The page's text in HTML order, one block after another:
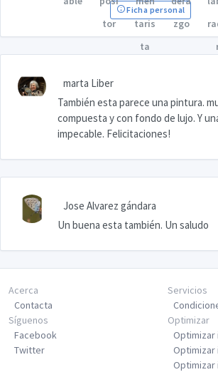
Ficha personal
marta Liber
También esta parece una pintura.
compuesta y con fondo de lujo. Y
impecable. Felicitaciones!
Jose Alvarez gándara
Un buena esta también. Un saludo
Acerca
Contacta
Servicios
Síguenos
Facebook
Twitter
Optimizar
Optimizar
Optimizar
Optimizar